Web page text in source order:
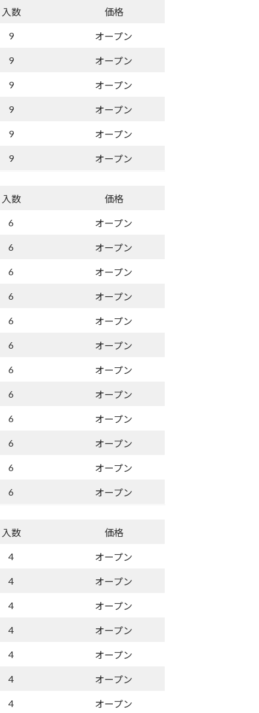
入数 価格
9 オープン
9 オープン
9 オープン
9 オープン
9 オープン
9 オープン
入数 価格
6 オープン
6 オープン
6 オープン
6 オープン
6 オープン
6 オープン
6 オープン
6 オープン
6 オープン
6 オープン
6 オープン
6 オープン
入数 価格
4 オープン
4 オープン
4 オープン
4 オープン
4 オープン
4 オープン
4 オープン